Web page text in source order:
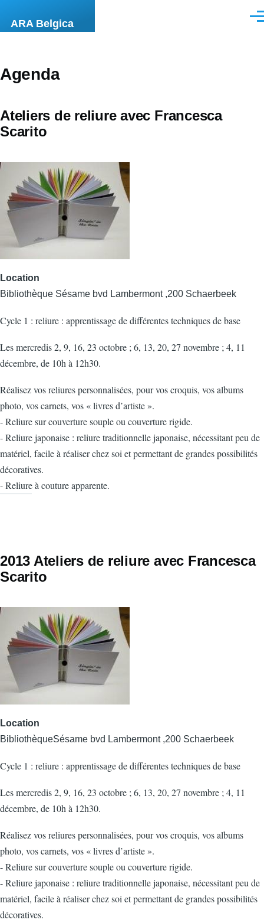
ARA Belgica
Agenda
Ateliers de reliure avec Francesca
Scarito
Location
Bibliothèque Sésame bvd Lambermont ,200 Schaerbeek
Cycle 1 : reliure : apprentissage de différentes techniques de base
Les mercredis 2, 9, 16, 23 octobre ; 6, 13, 20, 27 novembre ; 4, 11
décembre, de 10h à 12h30.
Réalisez vos reliures personnalisées, pour vos croquis, vos albums
photo, vos carnets, vos « livres d’artiste ».
- Reliure sur couverture souple ou couverture rigide.
- Reliure japonaise : reliure traditionnelle japonaise, nécessitant peu de
matériel, facile à réaliser chez soi et permettant de grandes possibilités
décoratives.
- Reliure à couture apparente.
2013 Ateliers de reliure avec Francesca
Scarito
Location
BibliothèqueSésame bvd Lambermont ,200 Schaerbeek
Cycle 1 : reliure : apprentissage de différentes techniques de base
Les mercredis 2, 9, 16, 23 octobre ; 6, 13, 20, 27 novembre ; 4, 11
décembre, de 10h à 12h30.
Réalisez vos reliures personnalisées, pour vos croquis, vos albums
photo, vos carnets, vos « livres d’artiste ».
- Reliure sur couverture souple ou couverture rigide.
- Reliure japonaise : reliure traditionnelle japonaise, nécessitant peu de
matériel, facile à réaliser chez soi et permettant de grandes possibilités
décoratives.